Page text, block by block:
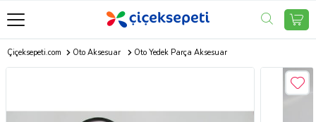
Çiçeksepeti.com Oto Aksesuar Oto Yedek Parça Aksesuar